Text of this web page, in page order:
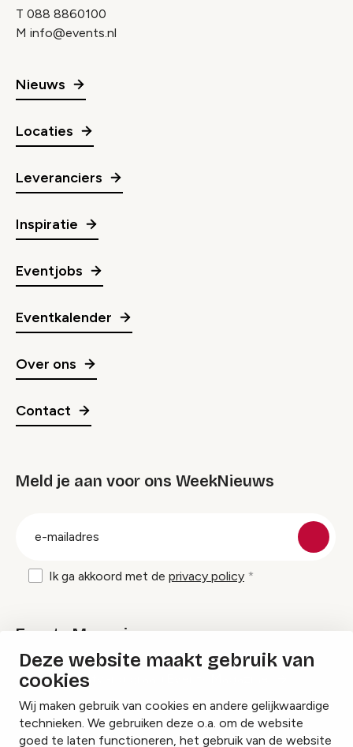
Deze website maakt gebruik van
cookies
Wij maken gebruik van cookies en andere gelijkwaardige
technieken. We gebruiken deze o.a. om de website
goed te laten functioneren, het gebruik van de website
T 088 8860100
M info@events.nl
Nieuws
Locaties
Leveranciers
Inspiratie
Eventjobs
Eventkalender
Over ons
Contact
Meld je aan voor ons WeekNieuws
Ik ga akkoord met de privacy policy
Events Magazine
Ik ontvang graag Events Magazine